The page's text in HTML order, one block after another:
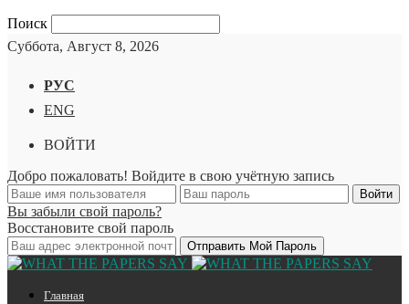
Поиск
Суббота, Август 8, 2026
РУС
ENG
ВОЙТИ
Добро пожаловать! Войдите в свою учётную запись
Вы забыли свой пароль?
Восстановите свой пароль
Главная